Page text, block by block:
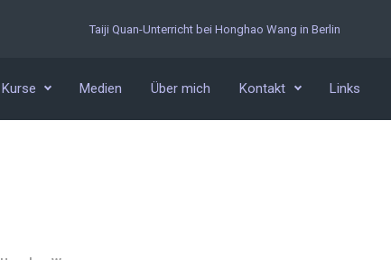
Taiji Quan-Unterricht bei Honghao Wang in Berlin
Kurse Medien Über mich Kontakt Links